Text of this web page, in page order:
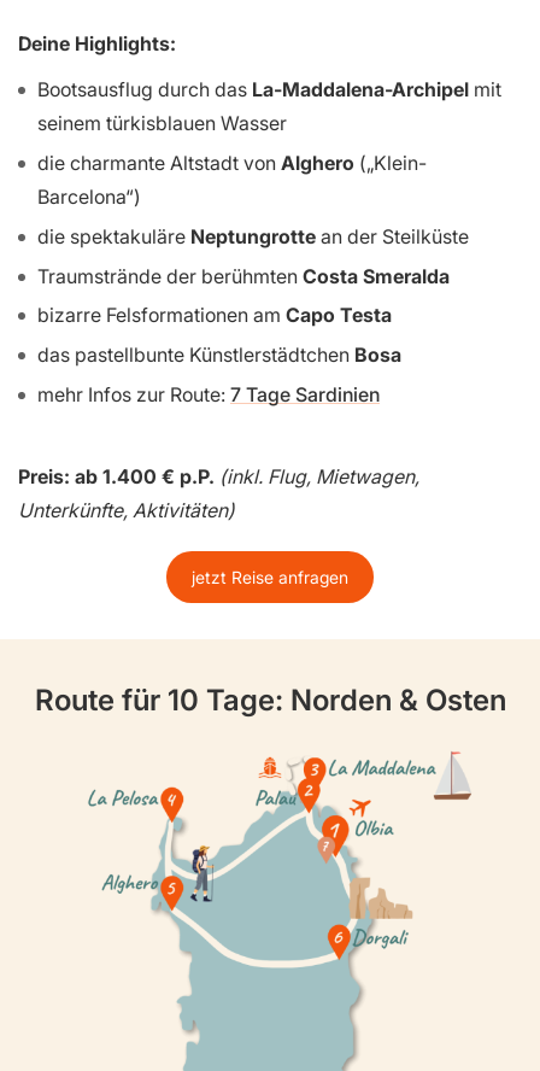
Deine Highlights:
Bootsausflug durch das La-Maddalena-Archipel mit
seinem türkisblauen Wasser
die charmante Altstadt von Alghero („Klein-
Barcelona“)
die spektakuläre Neptungrotte an der Steilküste
Traumstrände der berühmten Costa Smeralda
bizarre Felsformationen am Capo Testa
das pastellbunte Künstlerstädtchen Bosa
mehr Infos zur Route: 7 Tage Sardinien
Preis: ab 1.400 € p.P. (inkl. Flug, Mietwagen,
Unterkünfte, Aktivitäten)
jetzt Reise anfragen
Route für 10 Tage: Norden & Osten